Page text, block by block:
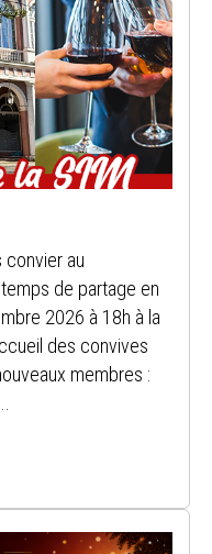
convier au
de partage en
2026 à 18h à la
des convives
membres :